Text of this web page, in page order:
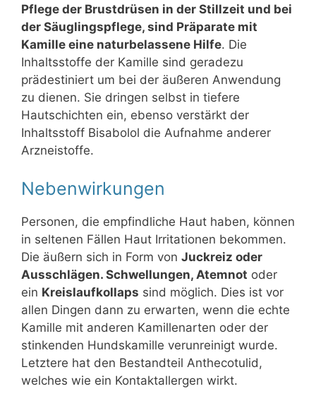
Pflege der Brustdrüsen in der Stillzeit und bei
der Säuglingspflege, sind Präparate mit
Kamille eine naturbelassene Hilfe. Die
Inhaltsstoffe der Kamille sind geradezu
prädestiniert um bei der äußeren Anwendung
zu dienen. Sie dringen selbst in tiefere
Hautschichten ein, ebenso verstärkt der
Inhaltsstoff Bisabolol die Aufnahme anderer
Arzneistoffe.
Nebenwirkungen
Personen, die empfindliche Haut haben, können
in seltenen Fällen Haut Irritationen bekommen.
Die äußern sich in Form von Juckreiz oder
Ausschlägen. Schwellungen, Atemnot oder
ein Kreislaufkollaps sind möglich. Dies ist vor
allen Dingen dann zu erwarten, wenn die echte
Kamille mit anderen Kamillenarten oder der
stinkenden Hundskamille verunreinigt wurde.
Letztere hat den Bestandteil Anthecotulid,
welches wie ein Kontaktallergen wirkt.